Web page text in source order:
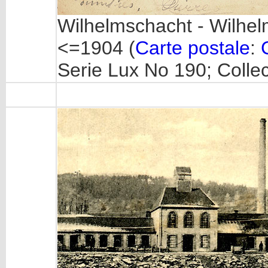
Wilhelmschacht -
<=1904 (Carte postale:
Serie Lux No 190;